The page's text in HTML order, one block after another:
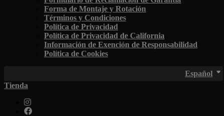
Forma de Montaje y Rotación
Términos y Condiciones
Política de Privacidad
Política de Privacidad de California
Información de Exención de Responsabilidad
Política de Cookies
Español
Tienda